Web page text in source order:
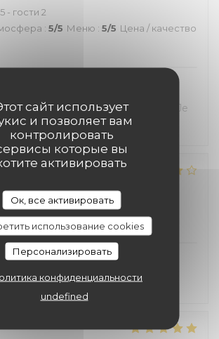
сайт использует
и позволяет вам
контролировать
которые вы
активировать
Ок, все активировать
использование cookies
Персонализировать
конфиденциальности
undefined
- гости 2
: 5/5 Меню : 5/5 Цена / качество
service extrêmement
de coeur pour le welsh revisité. Je
: 4/5 Меню: 4/5
très bons plats, carte